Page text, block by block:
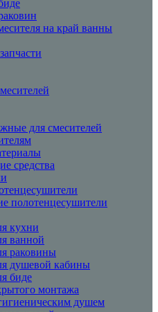
на край ванны
для смесителей
средства
полотенцесушители
кухни
ванной
раковины
душевой кабины
биде
монтажа
душем